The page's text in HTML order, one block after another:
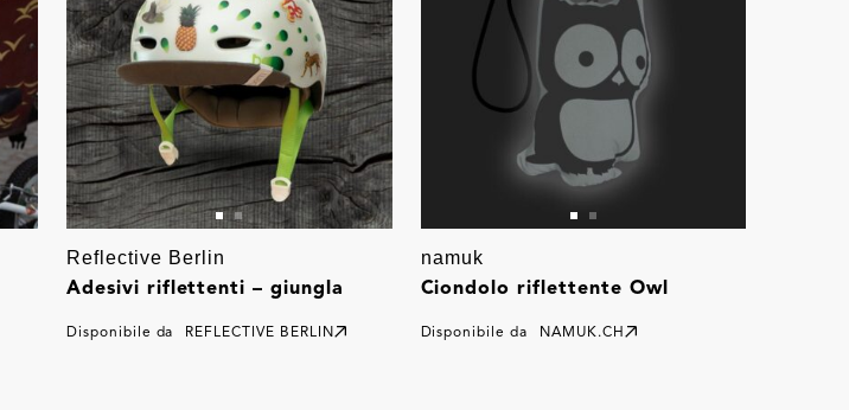
Reflective Berlin
Adesivi riflettenti – giungla
Disponibile da REFLECTIVE BERLIN
namuk
Ciondolo riflettente Owl
Disponibile da NAMUK.CH